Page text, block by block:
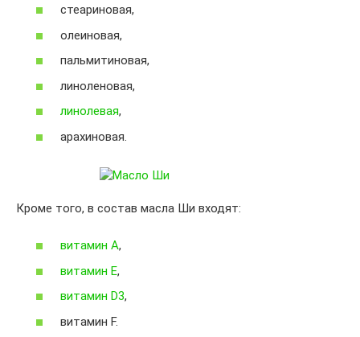
стеариновая,
олеиновая,
пальмитиновая,
линоленовая,
линолевая,
арахиновая.
Кроме того, в состав масла Ши входят:
витамин A,
витамин E,
витамин D3,
витамин F.